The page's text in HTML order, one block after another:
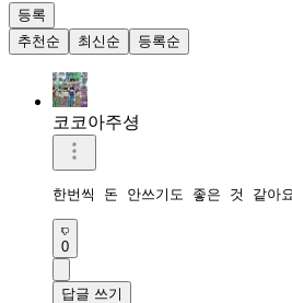
등록
추천순
최신순 등록순
코코아주셩
한번씩 돈 안쓰기도 좋은 것 같아
0
답글 쓰기